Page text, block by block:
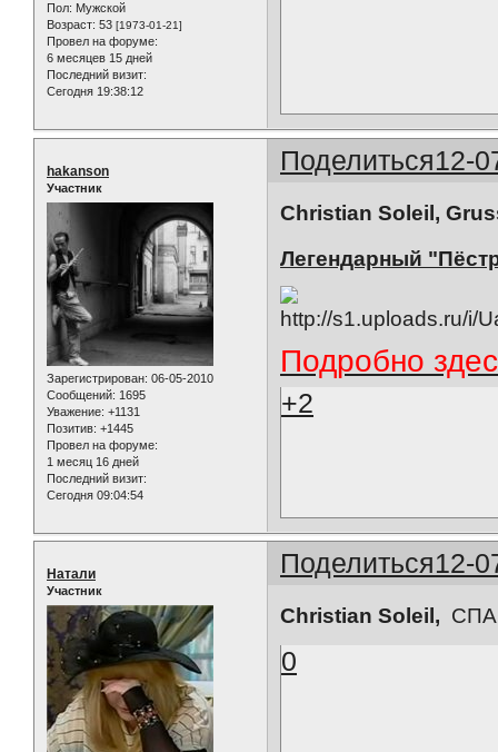
Пол: Мужской
Возраст: 53 [1973-01-21]
Провел на форуме:
6 месяцев 15 дней
Последний визит:
Сегодня 19:38:12
Поделиться12-
hakanson
Участник
Зарегистрирован: 06-05-2010
Сообщений: 1695
Уважение: +1131
Позитив: +1445
Провел на форуме:
1 месяц 16 дней
Последний визит:
Сегодня 09:04:54
Christian Soleil,
Легендарный
Подробно
+2
Поделиться12-
Натали
Участник
Christian Soleil,
0